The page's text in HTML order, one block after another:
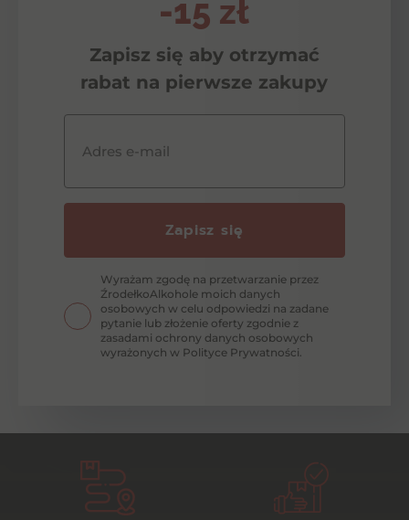
-15 zł
Zapisz się aby otrzymać
rabat na pierwsze zakupy
Adres e-mail
Zapisz się
Wyrażam zgodę na przetwarzanie przez
ŹrodełkoAlkohole moich danych
osobowych w celu odpowiedzi na zadane
pytanie lub złożenie oferty zgodnie z
zasadami ochrony danych osobowych
wyrażonych w Polityce Prywatności.